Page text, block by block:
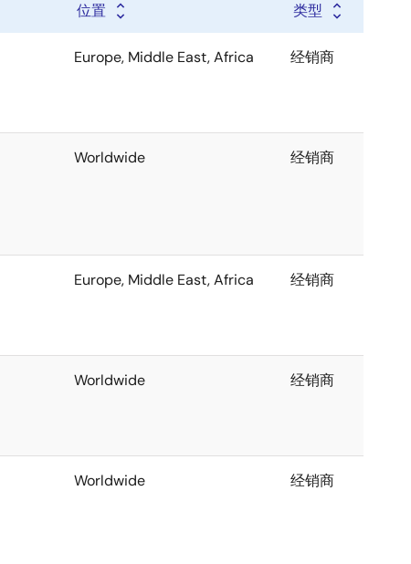
位置 类型
Europe, Middle East, Africa 经销商
Worldwide 经销商
Europe, Middle East, Africa 经销商
Worldwide 经销商
Worldwide 经销商